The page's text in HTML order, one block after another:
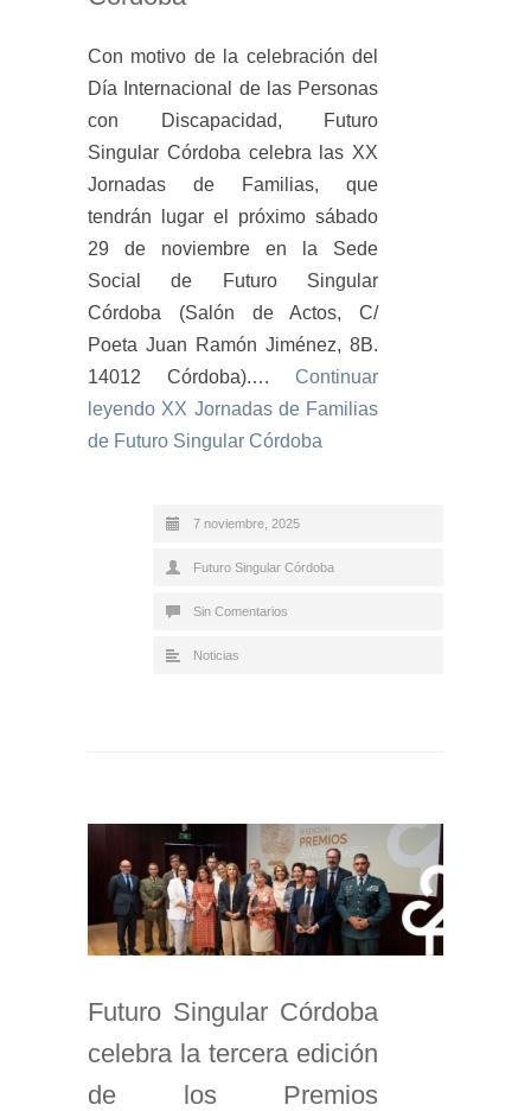
Con motivo de la celebración del
Día Internacional de las Personas
con Discapacidad, Futuro
Singular Córdoba celebra las XX
Jornadas de Familias, que
tendrán lugar el próximo sábado
29 de noviembre en la Sede
Social de Futuro Singular
Córdoba (Salón de Actos, C/
Poeta Juan Ramón Jiménez, 8B.
14012 Córdoba).… Continuar
leyendo XX Jornadas de Familias
de Futuro Singular Córdoba
7 noviembre, 2025
Futuro Singular Córdoba
Sin Comentarios
Noticias
Futuro Singular Córdoba
celebra la tercera edición
de los Premios